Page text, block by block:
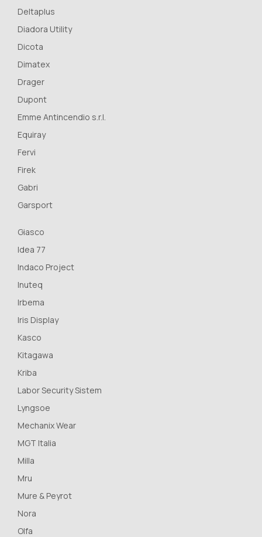
Deltaplus
Diadora Utility
Dicota
Dimatex
Drager
Dupont
Emme Antincendio s.r.l.
Equiray
Fervi
Firek
Gabri
Garsport
Giasco
Idea 77
Indaco Project
Inuteq
Irbema
Iris Display
Kasco
Kitagawa
Kriba
Labor Security Sistem
Lyngsoe
Mechanix Wear
MGT Italia
Milla
Mru
Mure & Peyrot
Nora
Olfa